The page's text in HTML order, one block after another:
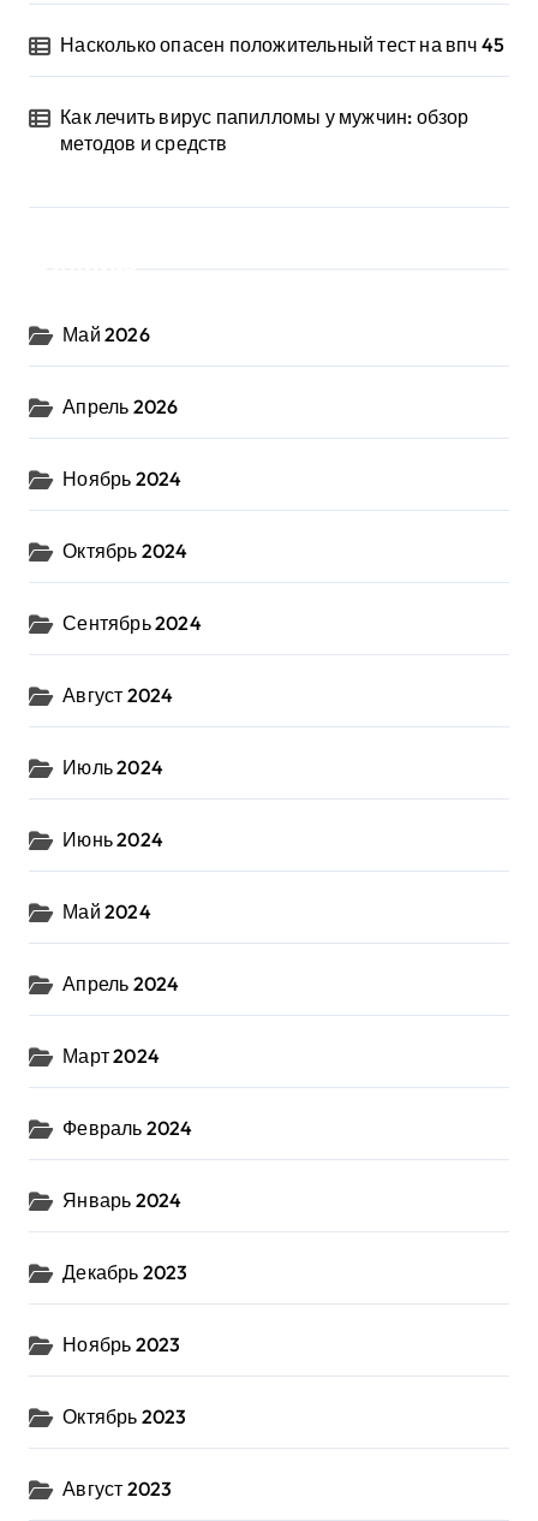
Насколько опасен положительный тест на впч 45
Как лечить вирус папилломы у мужчин: обзор
методов и средств
Май 2026
Апрель 2026
Ноябрь 2024
Октябрь 2024
Сентябрь 2024
Август 2024
Июль 2024
Июнь 2024
Май 2024
Апрель 2024
Март 2024
Февраль 2024
Январь 2024
Декабрь 2023
Ноябрь 2023
Октябрь 2023
Август 2023